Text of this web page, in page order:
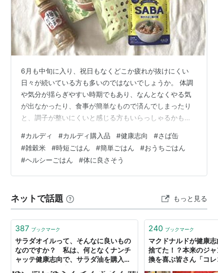
6月も中旬に入り、祝日もなくどこか疲れが抜けにくい
日々が続いている方も多いのではないでしょうか。 体調
や気分が揺らぎやすい時期でもあり、なんとなくやる気
が出なかったり、食事が簡単なもので済んでしまったり
と、調子が整いにくいと感じる方もいらっしゃるかもし
い、体に良さそうな食品を中心にカルディ（KALDI）で
2026年6月に購入したおすすめ食品6選です。 【さばの
水煮】 【焼きさばご飯の素】 【パクチースープ】 【6種
の雑穀ミックス】 【もへじの梅ごまだれ】 【ニューケア
ストックです。 国産の大…
#カルディ #カルディ購入品 #健康志向 #さば缶
#雑穀米 #時短ごはん #簡単ごはん #おうちごはん
#ヘルシーごはん #体に良さそう
ネットで話題 もっと見る
387 ブックマーク
サラダオイルって、そんなに良いもの
なのですか？ 私は、何となくナンチ
ャッテ健康志向で、サラダ油を購入し
240 ブックマーク
マクドナルドが健康
捨てた！？本来のジ
換を喜ぶ皆さん「コ